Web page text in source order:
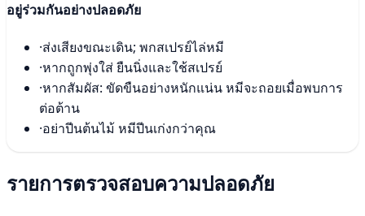
อยู่ร่วมกันอย่างปลอดภัย
·ส่งเสียงขณะเดิน; พกสเปรย์ไล่หมี
·หากถูกพุ่งใส่ ยืนนิ่งและใช้สเปรย์
·หากสัมผัส: ขัดขืนอย่างหนักแน่น หมีจะถอยเมื่อพบการ
ต่อต้าน
·อย่าปีนต้นไม้ หมีปีนเก่งกว่าคุณ
รายการตรวจสอบความปลอดภัย